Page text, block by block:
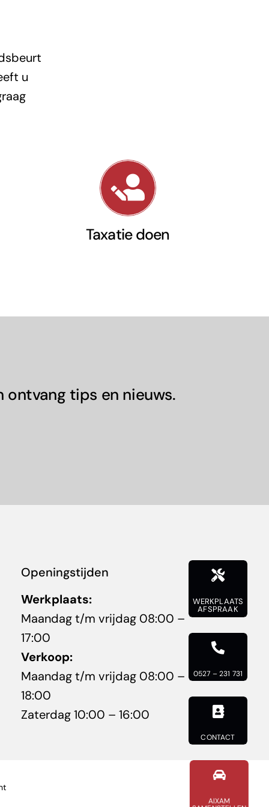
u
Taxatie doen
tips en nieuws.
Openingstijden
Werkplaats:
Maandag t/m vrijdag 08:00 –
17:00
Verkoop:
Maandag t/m vrijdag 08:00 –
18:00
Zaterdag 10:00 – 16:00
WERKPLAATS
AFSPRAAK
0527 – 231 731
CONTACT
AIXAM